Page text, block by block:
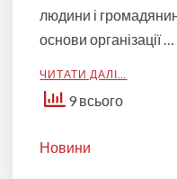
людини і
основи організації …
ЧИТАТИ ДАЛІ…
9 всього
Новини